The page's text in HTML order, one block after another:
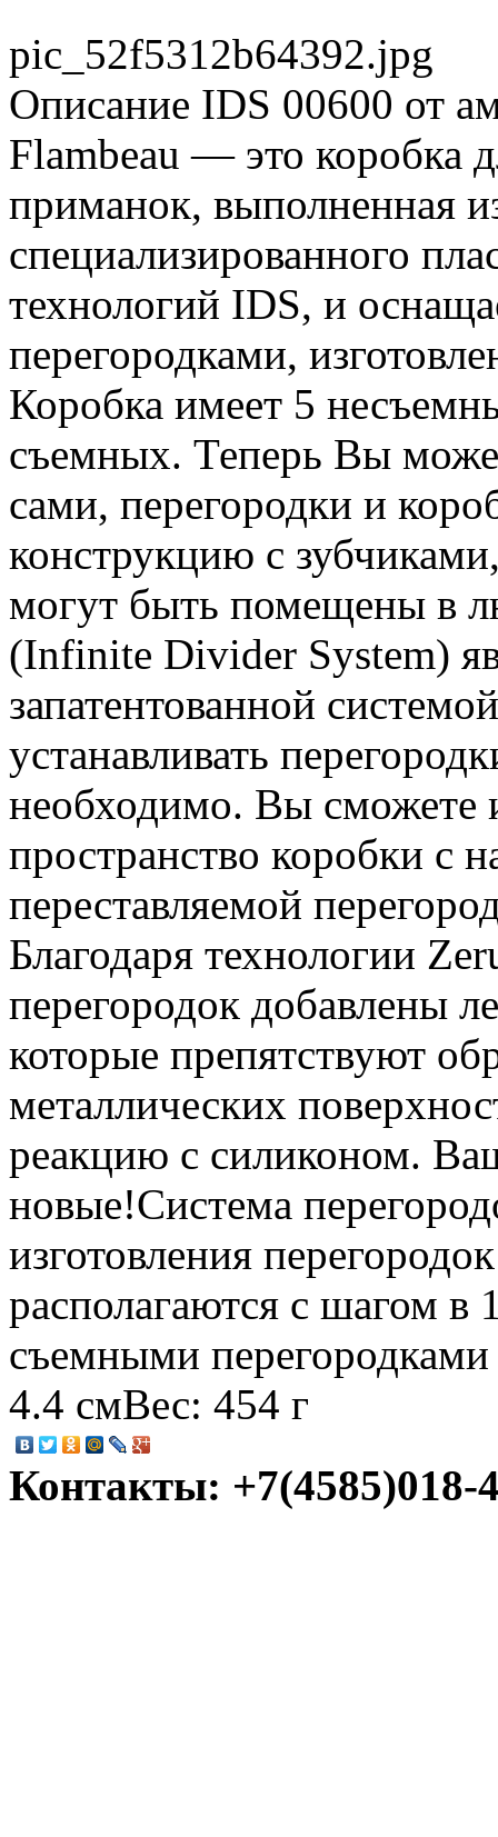
pic_52f5312b64392.jpg
Описание IDS 00600 от
Flambeau — это коробка
приманок, выполненная
специализированного
технологий IDS, и
перегородками,
Коробка имеет 5
съемных. Теперь Вы
сами, перегородки и
конструкцию с
могут быть помещены в
(Infinite Divider System)
запатентованной
устанавливать
необходимо. Вы сможете
пространство коробки с
переставляемой
Благодаря технологии
перегородок добавлены
которые препятствуют
металлических
реакцию с силиконом.
новые!Система
изготовления
располагаются с шагом в
съемными
4.4 смВес: 454 г
Контакты: